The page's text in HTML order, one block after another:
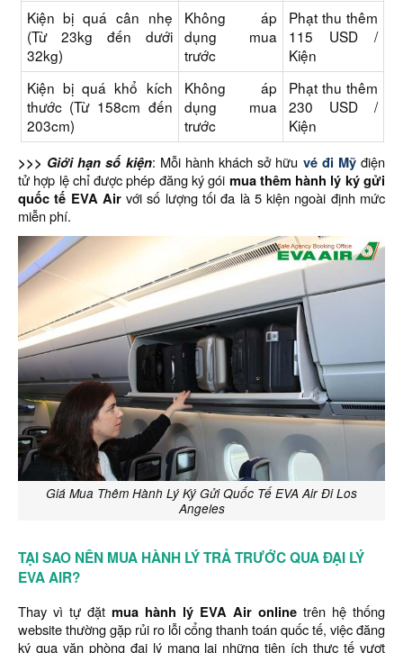
Kiện bị quá cân nhẹ
(Từ 23kg đến dưới
32kg)
Không áp
dụng mua
trước
Phạt thu thêm
115 USD /
Kiện
Kiện bị quá khổ kích
thước (Từ 158cm đến
203cm)
Không áp
dụng mua
trước
Phạt thu thêm
230 USD /
Kiện
>>> Giới hạn số kiện: Mỗi hành khách sở hữu vé đi Mỹđiện
tử hợp lệ chỉ được phép đăng ký gói mua thêm hành lý ký gửi
quốc tế EVA Airvới số lượng tối đa là 5 kiện ngoài định mức
miễn phí.
Giá Mua Thêm Hành Lý Ký Gửi Quốc Tế EVA Air Đi Los
Angeles
TẠI SAO NÊN MUA HÀNH LÝ TRẢ TRƯỚC QUA ĐẠI LÝ
EVA AIR?
Thay vì tự đặt mua hành lý EVA Air online trên hệ thống
website thường gặp rủi ro lỗi cổng thanh toán quốc tế, việc đăng
ký qua văn phòng đại lý mang lại những tiện ích thực tế vượt